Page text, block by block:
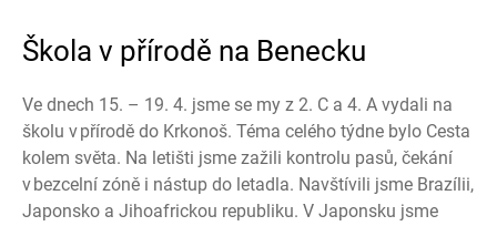
Škola v přírodě na Benecku
Ve dnech 15. – 19. 4. jsme se my z 2. C a 4. A vydali na
školu v přírodě do Krkonoš. Téma celého týdne bylo Cesta
kolem světa. Na letišti jsme zažili kontrolu pasů, čekání
v bezcelní zóně i nástup do letadla. Navštívili jsme Brazílii,
Japonsko a Jihoafrickou republiku. V Japonsku jsme